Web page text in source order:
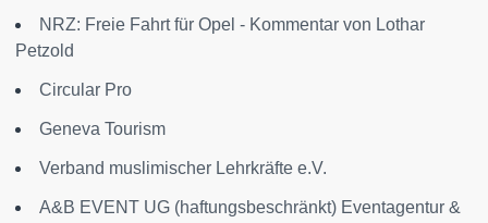
NRZ: Freie Fahrt für Opel - Kommentar von Lothar
Petzold
Circular Pro
Geneva Tourism
Verband muslimischer Lehrkräfte e.V.
A&B EVENT UG (haftungsbeschränkt) Eventagentur &